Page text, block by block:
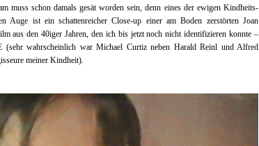
muss schon damals gesät worden sein, denn eines der ewigen Kindheits-
Auge ist ein schattenreicher Close-up einer am Boden zerstörten Joan
aus den 40iger Jahren, den ich bis jetzt noch nicht identifizieren konnte –
wahrscheinlich war Michael Curtiz neben Harald Reinl und Alfred
meiner Kindheit).